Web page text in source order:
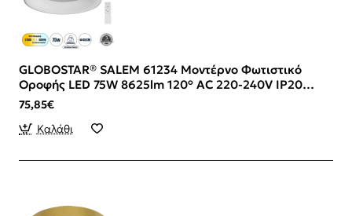
GLOBOSTAR® SALEM 61234 Μοντέρνο Φωτιστικό
Οροφής LED 75W 8625lm 120° AC 220-240V IP20
Ρυθμιζόμενο Λευκό CCT με Χειριστήριο από 2700K
έως 6000K Dimmable - Lumileds SMD Chip - Γκρι -
Μ45 x Π45 x Υ9.5cm - 3 Χρόνια Εγγύηση
75,85€
Καλάθι